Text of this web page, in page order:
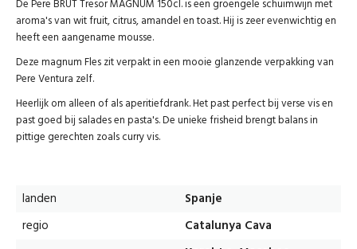
De Pere BRUT Tresor MAGNUM 150cl. is een groengele schuimwijn met
aroma's van wit fruit, citrus, amandel en toast. Hij is zeer evenwichtig en
heeft een aangename mousse.
Deze magnum Fles zit verpakt in een mooie glanzende verpakking van
Pere Ventura zelf.
Heerlijk om alleen of als aperitiefdrank. Het past perfect bij verse vis en
past goed bij salades en pasta's. De unieke frisheid brengt balans in
pittige gerechten zoals curry vis.
landen
Spanje
regio
Catalunya Cava